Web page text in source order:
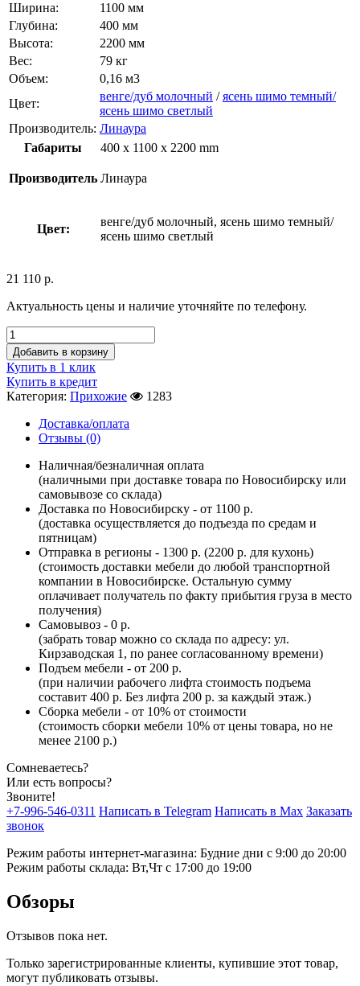
Ширина:
1100 мм
Глубина:
400 мм
Высота:
2200 мм
Вес:
79 кг
Объем:
0,16 м3
Цвет:
венге/дуб молочный /ясень шимо темный/
ясень шимо светлый
Производитель: Линаура
Габариты
400 x 1100 x 2200 mm
Производитель Линаура
Цвет:
венге/дуб молочный, ясень шимо темный/
ясень шимо светлый
21 110 р.
Актуальность цены и наличие уточняйте по телефону.
Добавить в корзину
Купить в 1 клик
Купить в кредит
Категория: Прихожие
1283
Доставка/оплата
Отзывы (0)
Наличная/безналичная оплата
(наличными при доставке товара по Новосибирску или
самовывозе со склада)
Доставка по Новосибирску - от 1100 р.
(доставка осуществляется до подъезда по средам и
пятницам)
Отправка в регионы - 1300 р. (2200 р. для кухонь)
(стоимость доставки мебели до любой транспортной
компании в Новосибирске. Остальную сумму
оплачивает получатель по факту прибытия груза в место
получения)
Самовывоз - 0 р.
(забрать товар можно со склада по адресу: ул.
Кирзаводская 1, по ранее согласованному времени)
Подъем мебели - от 200 р.
(при наличии рабочего лифта стоимость подъема
составит 400 р. Без лифта 200 р. за каждый этаж.)
Сборка мебели - от 10% от стоимости
(стоимость сборки мебели 10% от цены товара, но не
менее 2100 р.)
Сомневаетесь?
Или есть вопросы?
Звоните!
+7-996-546-0311 Написать в Telegram Написать в Max Заказать
звонок
Режим работы интернет-магазина: Будние дни с 9:00 до 20:00
Режим работы склада: Вт,Чт с 17:00 до 19:00
Обзоры
Отзывов пока нет.
Только зарегистрированные клиенты, купившие этот товар,
могут публиковать отзывы.